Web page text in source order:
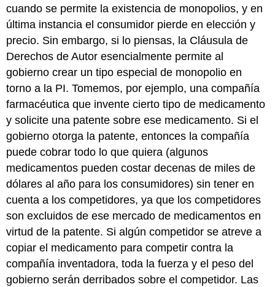
cuando se permite la existencia de monopolios, y en
última instancia el consumidor pierde en elección y
precio. Sin embargo, si lo piensas, la Cláusula de
Derechos de Autor esencialmente permite al
gobierno crear un tipo especial de monopolio en
torno a la PI. Tomemos, por ejemplo, una compañía
farmacéutica que invente cierto tipo de medicamento
y solicite una patente sobre ese medicamento. Si el
gobierno otorga la patente, entonces la compañía
puede cobrar todo lo que quiera (algunos
medicamentos pueden costar decenas de miles de
dólares al año para los consumidores) sin tener en
cuenta a los competidores, ya que los competidores
son excluidos de ese mercado de medicamentos en
virtud de la patente. Si algún competidor se atreve a
copiar el medicamento para competir contra la
compañía inventadora, toda la fuerza y el peso del
gobierno serán derribados sobre el competidor. Las